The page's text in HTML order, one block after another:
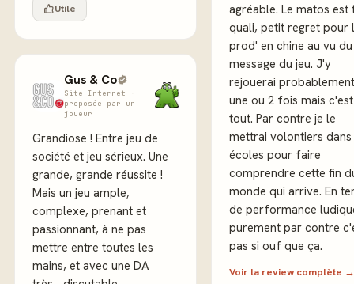
Utile
Gus & Co
Site Internet ·
proposée par un
joueur
Grandiose ! Entre jeu de
société et jeu sérieux. Une
grande, grande réussite !
Mais un jeu ample,
complexe, prenant et
passionnant, à ne pas
mettre entre toutes les
mains, et avec une DA
agréable. Le matos est
quali, petit regret pour
prod' en chine au vu du
message du jeu. J'y
rejouerai probablement
une ou 2 fois mais c'est
tout. Par contre je le
mettrai volontiers dans
écoles pour faire
comprendre cette fin
monde qui arrive. En
de performance
purement par contre
pas si ouf que ça.
Voir la review complète →